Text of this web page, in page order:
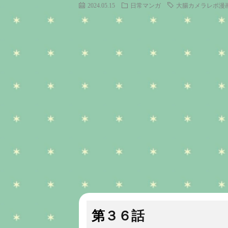
2024.05.15 日常マンガ 大腸カメラレポ漫
第３６話